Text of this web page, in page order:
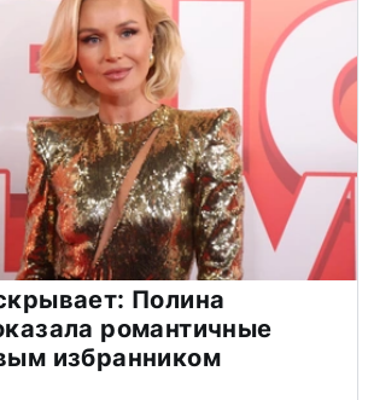
Полина
романтичные
избранником